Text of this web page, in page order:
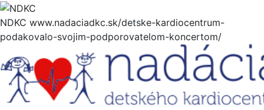
Hore
NDKC www.nadaciadkc.sk/detske-kardiocentrum-
podakovalo-svojim-podporovatelom-koncertom/